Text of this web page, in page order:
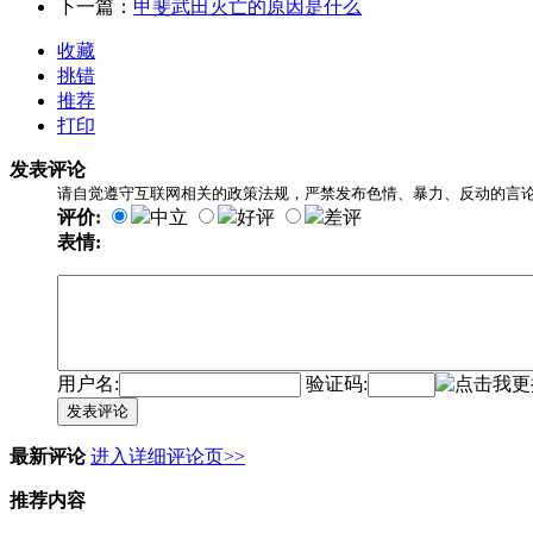
下一篇： 甲斐武田灭亡的原因是什么
收藏
挑错
推荐
打印
发表评论
请自觉遵守互联网相关的政策法规，严禁发布色情、暴力、反动的言论
评价: 中立 好评
差评
表情:
用户名: 验证码:
发表评论
最新评论 进入详细评论页>>
推荐内容